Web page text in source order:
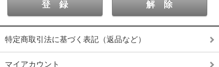
特定商取引法に基づく表記（返品など）
マイアカウント